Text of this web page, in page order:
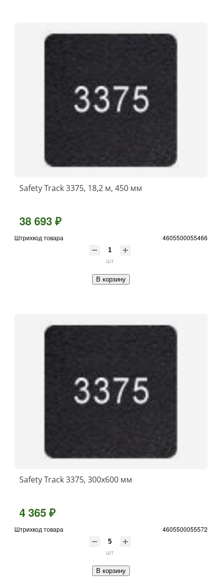
Safety Track 3375, 18,2 м, 450 мм
38 693 ₽
Штрихкод товара 4605500055466
шт
В корзину
Safety Track 3375, 300x600 мм
4 365 ₽
Штрихкод товара 4605500055572
шт
В корзину